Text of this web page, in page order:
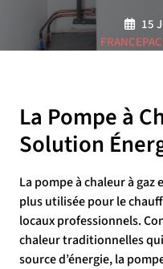
15
La Pompe à
Solution
La pompe à chaleur à
plus utilisée pour le
locaux professionnels.
chaleur traditionnelles
source d’énergie, la